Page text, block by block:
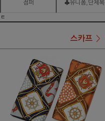
점퍼 ♣유니폼,단체복
ㅌ
스카프